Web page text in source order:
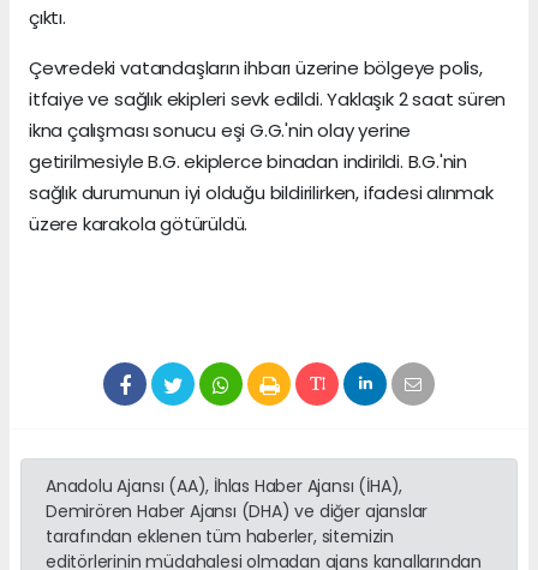
çıktı.
Çevredeki vatandaşların ihbarı üzerine bölgeye polis,
itfaiye ve sağlık ekipleri sevk edildi. Yaklaşık 2 saat süren
ikna çalışması sonucu eşi G.G.'nin olay yerine
getirilmesiyle B.G. ekiplerce binadan indirildi. B.G.'nin
sağlık durumunun iyi olduğu bildirilirken, ifadesi alınmak
üzere karakola götürüldü.
Anadolu Ajansı (AA), İhlas Haber Ajansı (İHA),
Demirören Haber Ajansı (DHA) ve diğer ajanslar
tarafından eklenen tüm haberler, sitemizin
editörlerinin müdahalesi olmadan ajans kanallarından